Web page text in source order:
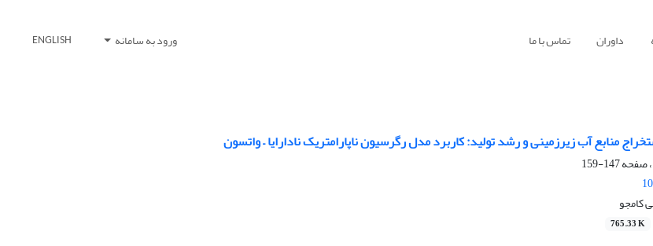
داوران تماس با ما ورود به سامانه ENGLISH
منابع آب زیرزمینی و رشد تولید: کاربرد مدل رگرسیون ناپارامتریک نادارایا – واتسون
147-159
کامجو
765.33 K